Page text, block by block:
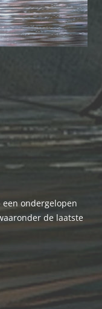
ondergelopen
de laatste